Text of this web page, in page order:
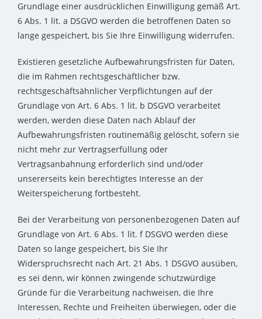
Grundlage einer ausdrücklichen Einwilligung gemäß Art.
6 Abs. 1 lit. a DSGVO werden die betroffenen Daten so
lange gespeichert, bis Sie Ihre Einwilligung widerrufen.
Existieren gesetzliche Aufbewahrungsfristen für Daten,
die im Rahmen rechtsgeschäftlicher bzw.
rechtsgeschäftsähnlicher Verpflichtungen auf der
Grundlage von Art. 6 Abs. 1 lit. b DSGVO verarbeitet
werden, werden diese Daten nach Ablauf der
Aufbewahrungsfristen routinemäßig gelöscht, sofern sie
nicht mehr zur Vertragserfüllung oder
Vertragsanbahnung erforderlich sind und/oder
unsererseits kein berechtigtes Interesse an der
Weiterspeicherung fortbesteht.
Bei der Verarbeitung von personenbezogenen Daten auf
Grundlage von Art. 6 Abs. 1 lit. f DSGVO werden diese
Daten so lange gespeichert, bis Sie Ihr
Widerspruchsrecht nach Art. 21 Abs. 1 DSGVO ausüben,
es sei denn, wir können zwingende schutzwürdige
Gründe für die Verarbeitung nachweisen, die Ihre
Interessen, Rechte und Freiheiten überwiegen, oder die